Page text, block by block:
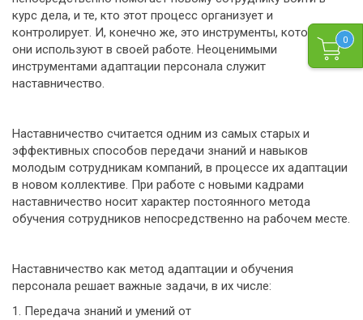
0
курс дела, и те, кто этот процесс организует и
контролирует. И, конечно же, это инструменты, которые
они используют в своей работе. Неоценимыми
инструментами адаптации персонала служит
наставничество.
Наставничество считается одним из самых старых и
эффективных способов передачи знаний и навыков
молодым сотрудникам компаний, в процессе их адаптации
в новом коллективе. При работе с новыми кадрами
наставничество носит характер постоянного метода
обучения сотрудников непосредственно на рабочем месте.
Наставничество как метод адаптации и обучения
персонала решает важные задачи, в их числе:
1. Передача знаний и умений от